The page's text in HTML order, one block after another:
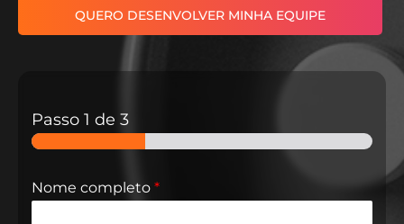
QUERO DESENVOLVER MINHA EQUIPE
Passo 1 de 3
Nome completo *